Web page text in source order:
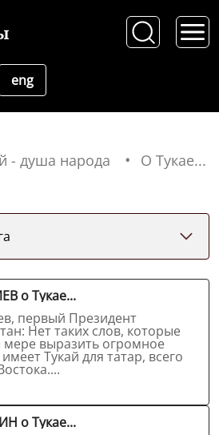
eng
- душа народа О Тукае...
о Тукае...
первый Президент
выразить огромное
Тукай для татар, всего
о Тукае...